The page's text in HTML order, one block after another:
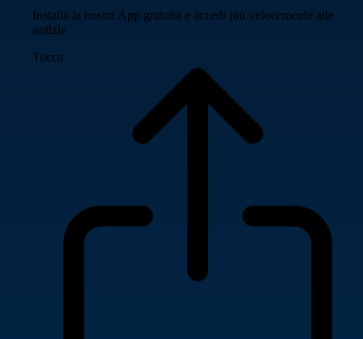
Installa la nostra App gratuita e accedi più velocemente alle
notizie
Tocca